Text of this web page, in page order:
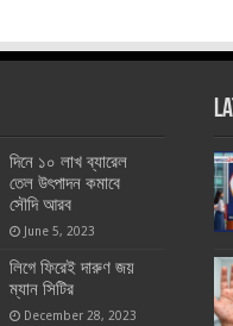
দিনে ১০ লাখ ব্যারেল
তেল উৎপাদন কমাবে
সৌদি আরব
June 5, 2023
লিগে ফিরেই দারুণ জয়
ম্যান সিটির
December 28, 2023